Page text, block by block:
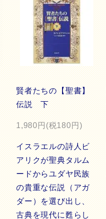
賢者たちの【聖書】
伝説 下
1,980円(税180円)
イスラエルの詩人ビ
アリクが聖典タルム
ードからユダヤ民族
の貴重な伝説（アガ
ダー）を選び出し、
古典を現代に甦らし